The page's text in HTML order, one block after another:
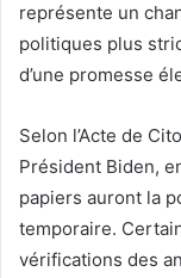
représente un
politiques plus
d’une promesse
Selon l’Acte de
Président Biden,
papiers auront la
temporaire.
vérifications des